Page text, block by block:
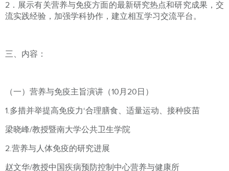
2．展示有关营养与免疫方面的最新研究热点和研究成果，交
流实践经验，加强学科协作，建立相互学习交流平台。
三、内容：
（一）营养与免疫主旨演讲（10月20日）
1.多措并举提高免疫力‘合理膳食、适量运动、接种疫苗
梁晓峰/教授暨南大学公共卫生学院
2.营养与人体免疫的研究进展
赵文华/教授中国疾病预防控制中心营养与健康所